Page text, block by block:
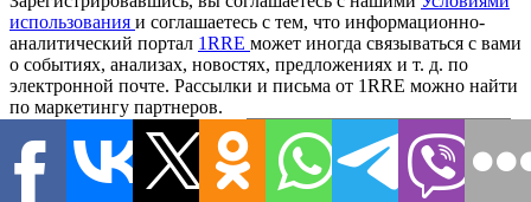
использования и соглашаетесь с тем, что информационно-
аналитический портал 1RRE может иногда связываться с вами
о событиях, анализах, новостях, предложениях и т. д. по
электронной почте. Рассылки и письма от 1RRE можно найти
по маркетингу партнеров.
Адрес электронной почты●
Подписаться на рассылку